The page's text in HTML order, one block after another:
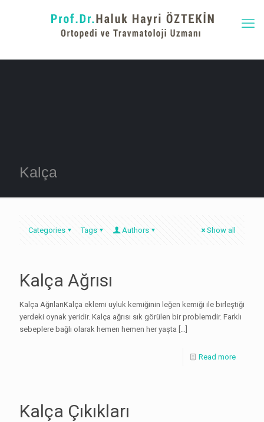
Kalça
Categories Tags Authors Show all
Kalça Ağrısı
Kalça AğrılarıKalça eklemi uyluk kemiğinin leğen kemiği ile birleştiği
yerdeki oynak yeridir. Kalça ağrısı sık görülen bir problemdir. Farklı
sebeplere bağlı olarak hemen hemen her yaşta […]
Read more
Kalça Çıkıkları